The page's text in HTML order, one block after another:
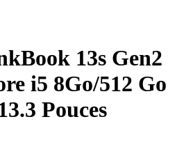
13s Gen2
i5 8Go/512 Go
Pouces